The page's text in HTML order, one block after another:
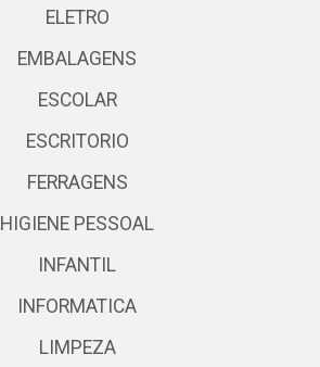
ELETRO
EMBALAGENS
ESCOLAR
ESCRITORIO
FERRAGENS
HIGIENE PESSOAL
INFANTIL
INFORMATICA
LIMPEZA